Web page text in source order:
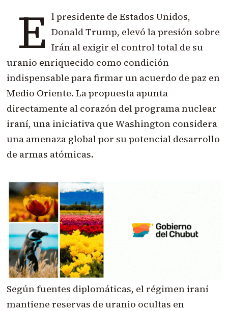
E l presidente de Estados Unidos,
Donald Trump, elevó la presión sobre
Irán al exigir el control total de su
uranio enriquecido como condición
indispensable para firmar un acuerdo de paz en
Medio Oriente. La propuesta apunta
directamente al corazón del programa nuclear
iraní, una iniciativa que Washington considera
una amenaza global por su potencial desarrollo
de armas atómicas.
Según fuentes diplomáticas, el régimen iraní
mantiene reservas de uranio ocultas en